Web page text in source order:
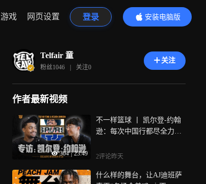
游戏 网页设置 登录
安装电脑版
内容更精彩
Telfair 童
粉丝1046 | 关注0
关注
作者最新视频
304 | 23:49
不一样篮球 丨 凯尔登-约翰
逊：每次中国行都尽全力！
2评论昨天
什么样的舞台，让AJ迪班萨